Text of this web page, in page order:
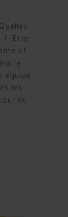
? Etre
et
le
équipe
les
du